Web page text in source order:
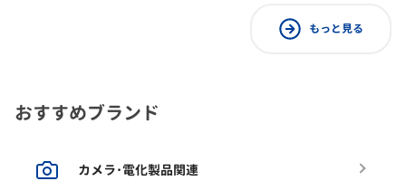
もっと見る
おすすめブランド
カメラ･電化製品関連